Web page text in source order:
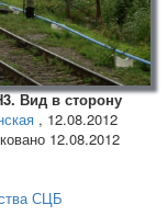
Вид в сторону
, 12.08.2012
12.08.2012
СЦБ